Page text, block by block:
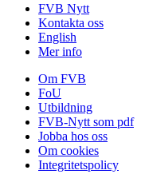
FVB Nytt
Kontakta oss
English
Mer info
Om FVB
FoU
Utbildning
FVB-Nytt som pdf
Jobba hos oss
Om cookies
Integritetspolicy